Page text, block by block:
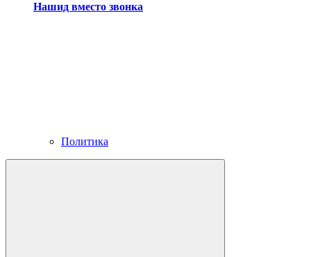
Нашид вместо звонка
Политика